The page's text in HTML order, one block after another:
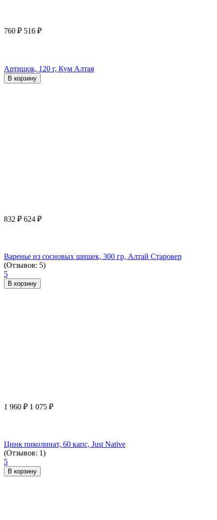
760 ₽ 516 ₽
Артишок, 120 г, Кум Алтая
В корзину
832 ₽ 624 ₽
Варенье из сосновых шишек, 300 гр, Алтай Старовер
(Отзывов: 5)
5
В корзину
1 960 ₽ 1 075 ₽
Цинк пиколинат, 60 капс, Just Native
(Отзывов: 1)
5
В корзину